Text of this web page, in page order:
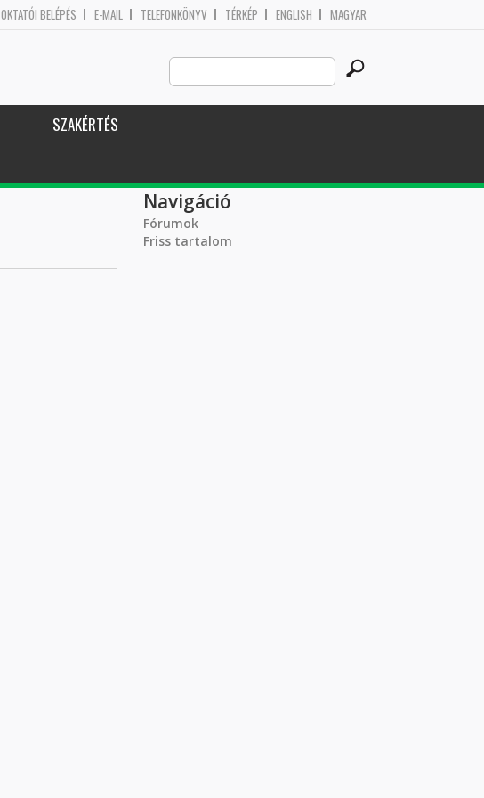
OKTATÓI BELÉPÉS E-MAIL TELEFONKÖNYV TÉRKÉP ENGLISH MAGYAR
Search
this
site
SZAKÉRTÉS
Navigáció
Fórumok
Friss tartalom